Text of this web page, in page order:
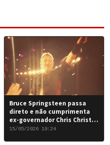
Bruce Springsteen passa
direto e não cumprimenta
ex-governador Chris Christie
em Nova York
15/05/2026 19:24